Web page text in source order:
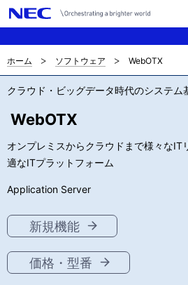
ナ
ビ
ゲ
シ
ン
サ
イ
ト
内
の
現
在
置
ホーム ソフトウェア WebOTX
クラウド・ビッグデータ時代のシステム
WebOTX
オンプレミスからクラウドまで様々なIT
適なITプラットフォーム
Application Server
新規機能
価格・型番